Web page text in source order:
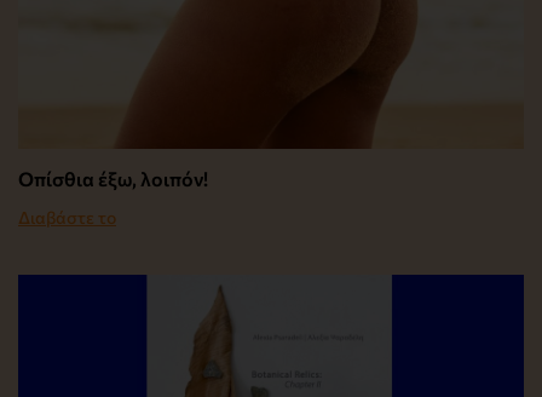
Οπίσθια έξω, λοιπόν!
Διαβάστε το